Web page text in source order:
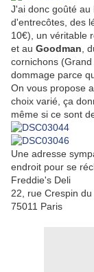
J'ai donc goûté au
d'entrecôtes, des
10€), un véritable
et au Goodman ,
cornichons
dommage parce
On vous propose
choix varié, ça
même si ce sont
Une adresse
endroit pour se
Freddie's Deli
22, rue Crespin
75011 Paris